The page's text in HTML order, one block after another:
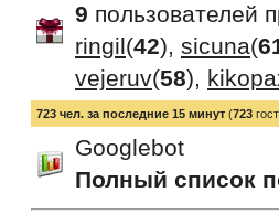
9 пользователей
ringil(42), sicuna(
vejeruv(58),
723 чел. за последние 15 минут (723
Googlebot
Полный список